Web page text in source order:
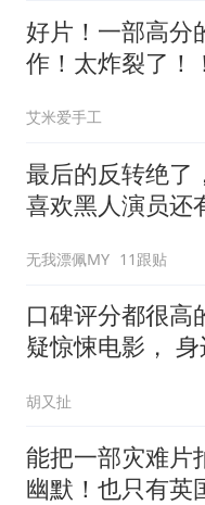
好片！一部高分
作！太炸裂了！！
艾米爱手工
最后的反转绝了
喜欢黑人演员还
无我漂佩MY 11跟贴
口碑评分都很高
疑惊悚电影， 身
胡又扯
能把一部灾难片
幽默！也只有英